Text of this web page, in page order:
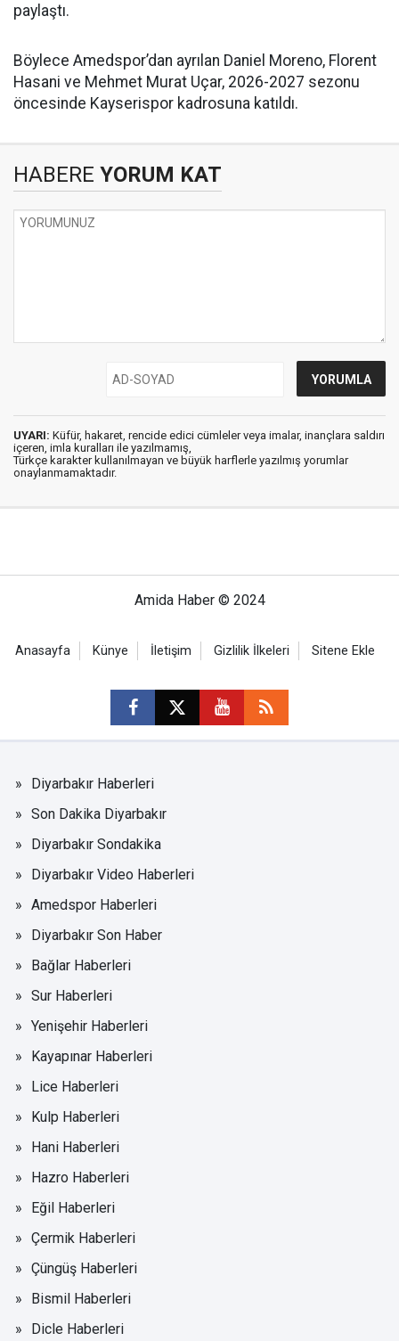
paylaştı.
Böylece Amedspor’dan ayrılan Daniel Moreno, Florent
Hasani ve Mehmet Murat Uçar, 2026-2027 sezonu
öncesinde Kayserispor kadrosuna katıldı.
HABERE YORUM KAT
UYARI: Küfür, hakaret, rencide edici cümleler veya imalar, inançlara saldırı
içeren, imla kuralları ile yazılmamış,
Türkçe karakter kullanılmayan ve büyük harflerle yazılmış yorumlar
onaylanmamaktadır.
Amida Haber © 2024
Anasayfa Künye İletişim Gizlilik İlkeleri Sitene Ekle
Diyarbakır Haberleri
Son Dakika Diyarbakır
Diyarbakır Sondakika
Diyarbakır Video Haberleri
Amedspor Haberleri
Diyarbakır Son Haber
Bağlar Haberleri
Sur Haberleri
Yenişehir Haberleri
Kayapınar Haberleri
Lice Haberleri
Kulp Haberleri
Hani Haberleri
Hazro Haberleri
Eğil Haberleri
Çermik Haberleri
Çüngüş Haberleri
Bismil Haberleri
Dicle Haberleri